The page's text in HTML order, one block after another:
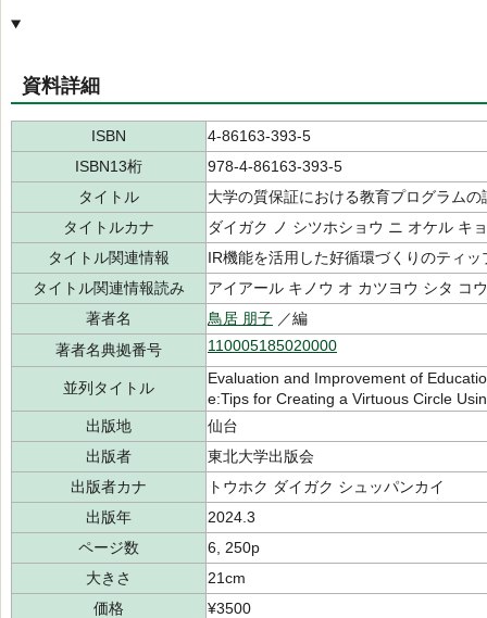
資料詳細
ISBN
4-86163-393-5
ISBN13桁
978-4-86163-393-5
タイトル
大学の質保証における教育プログラムの
タイトルカナ
ダイガク ノ シツホショウ ニ オケル キ
タイトル関連情報
IR機能を活用した好循環づくりのティッ
タイトル関連情報読み
アイアール キノウ オ カツヨウ シタ コ
著者名
鳥居 朋子 ／編
著者名典拠番号
110005185020000
並列タイトル
Evaluation and Improvement of
e:Tips for Creating a Virtuous Circle
出版地
仙台
出版者
東北大学出版会
出版者カナ
トウホク ダイガク シュッパンカイ
出版年
2024.3
ページ数
6, 250p
大きさ
21cm
価格
¥3500